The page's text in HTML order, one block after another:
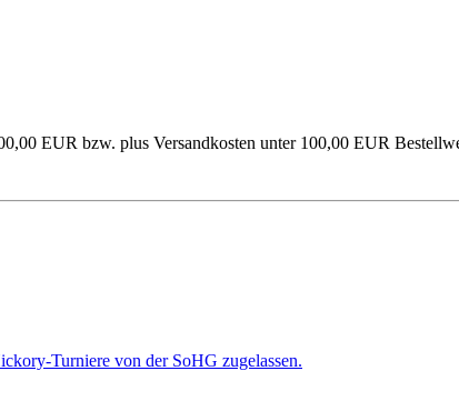
EUR bzw. plus Versandkosten unter 100,00 EUR
Turniere von der SoHG zugelassen.